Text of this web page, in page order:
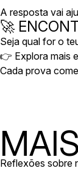
A resposta vai
🚀
Seja qual for o
👉 Explora mais
Cada prova
Reflexões sobre